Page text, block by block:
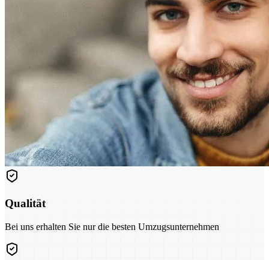
Qualität
Bei uns erhalten Sie nur die besten Umzugsunternehmen